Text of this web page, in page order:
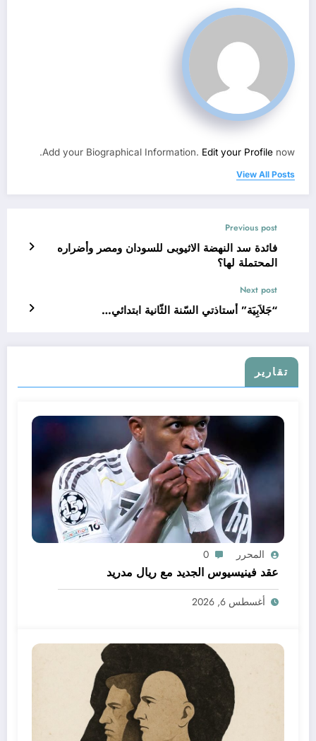
Add your Biographical Information. Edit your Profile now.
View All Posts
Previous post
فائدة سد النهضة الاثيوبى للسودان ومصر وأضراره
المحتملة لها؟
Next post
“جَلاَبِيَة” أستاذتي السّنة الثّانية ابتدائي…
تقارير
المحرر 0
عقد فينيسيوس الجديد مع ريال مدريد
أغسطس 6, 2026